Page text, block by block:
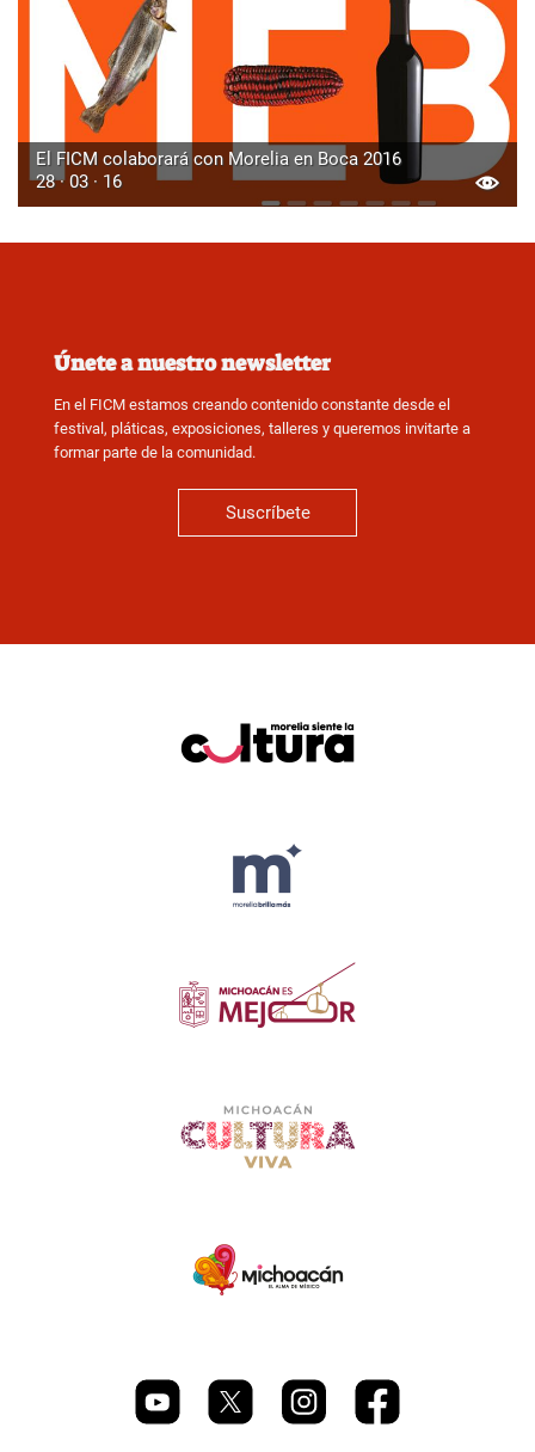
El FICM colaborará con Morelia en Boca 2016
28 · 03 · 16
Únete a nuestro newsletter
En el FICM estamos creando contenido constante desde el
festival, pláticas, exposiciones, talleres y queremos invitarte a
formar parte de la comunidad.
Suscríbete